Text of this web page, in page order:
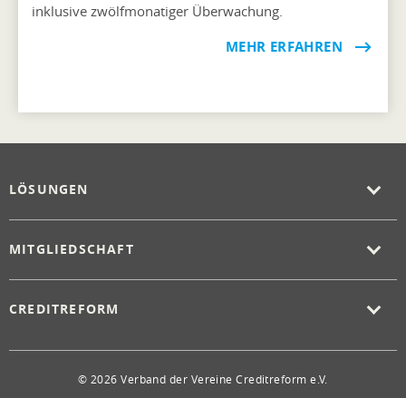
inklusive zwölfmonatiger Überwachung.
MEHR ERFAHREN
LÖSUNGEN
MITGLIEDSCHAFT
CREDITREFORM
© 2026 Verband der Vereine Creditreform e.V.